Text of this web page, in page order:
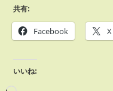
共有:
Facebook X
いいね: